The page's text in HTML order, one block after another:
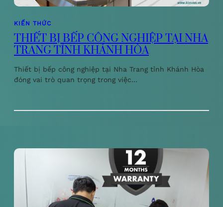
KIẾN THỨC
THIẾT BỊ BẾP CÔNG NGHIỆP TẠI NHA
TRANG TỈNH KHÁNH HÒA
Thiết bị bếp công nghiệp tại Nha Trang tỉnh Khánh Hòa
đóng vai trò quan trọng trong việc…